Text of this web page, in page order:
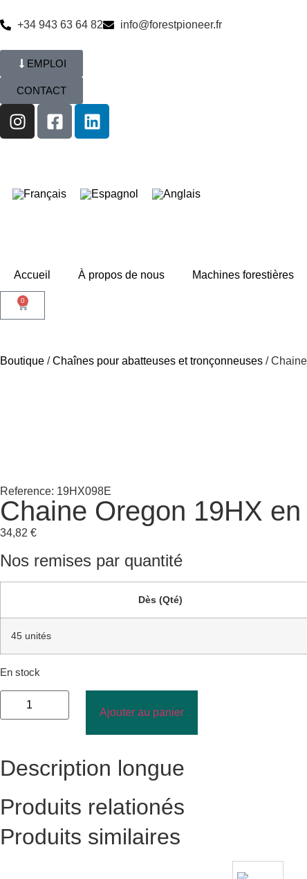
+34 943 63 64 82 info@forestpioneer.fr
EMPLOI
CONTACT
Accueil À propos de nous Machines forestières
0
Boutique /Chaînes pour abatteuses et tronçonneuses /
Reference: 19HX098E
Chaine Oregon 19HX
34,82 €
Nos remises par quantité
Dès (Qté)
45 unités
En stock
Ajouter au panier
Description longue
Produits relationés
Produits similaires